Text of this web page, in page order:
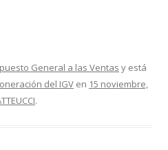
General a las Ventas y está
del IGV en 15 noviembre,
.